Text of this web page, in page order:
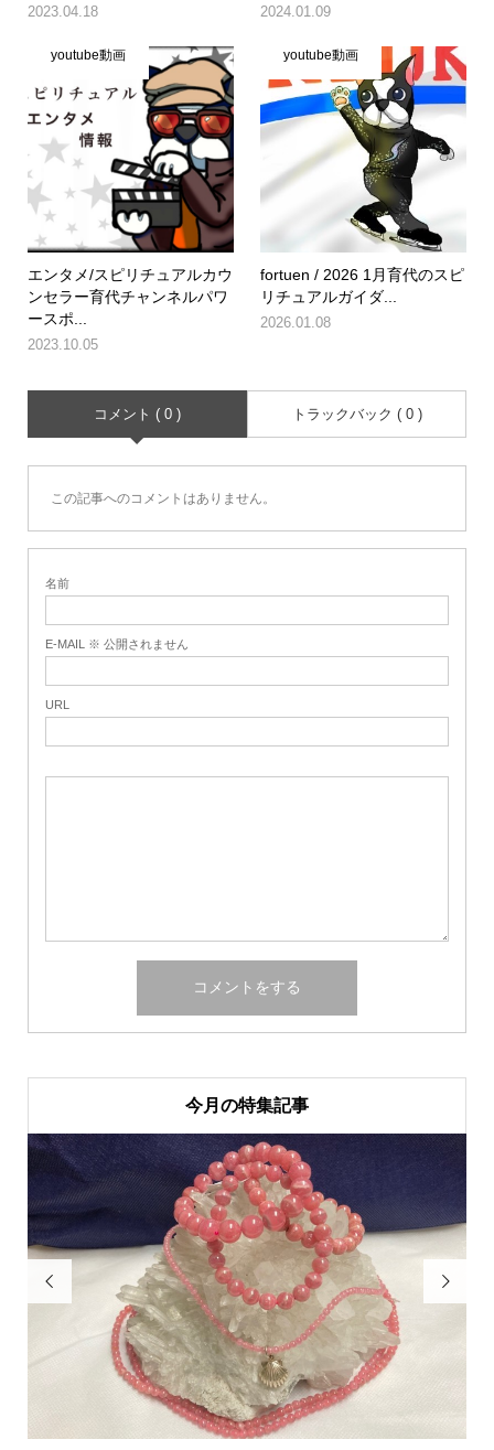
2023.04.18 2024.01.09
youtube動画
エンタメ/スピリチュアルカウ
ンセラー育代チャンネルパワ
ースポ...
2023.10.05
youtube動画
fortuen / 2026 1月育代のスピ
リチュアルガイダ...
2026.01.08
コメント ( 0 ) トラックバック ( 0 )
この記事へのコメントはありません。
名前
E-MAIL ※ 公開されません
URL
今月の特集記事
 